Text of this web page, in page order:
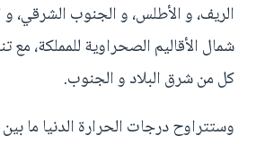
الريف، و الأطلس، و الجنوب الشرقي، و
شمال الأقاليم الصحراوية للمملكة، مع
كل من شرق البلاد و الجنوب.